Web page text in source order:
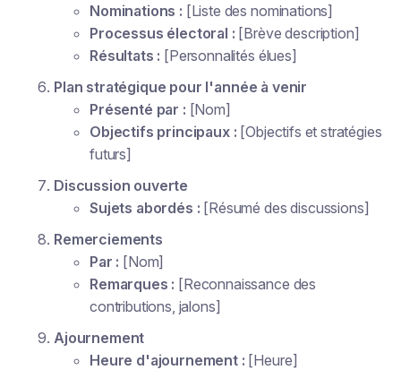
Nominations : [Liste des nominations]
Processus électoral : [Brève description]
Résultats : [Personnalités élues]
Plan stratégique pour l'année à venir
Présenté par : [Nom]
Objectifs principaux : [Objectifs et stratégies
futurs]
Discussion ouverte
Sujets abordés : [Résumé des discussions]
Remerciements
Par : [Nom]
Remarques : [Reconnaissance des
contributions, jalons]
Ajournement
Heure d'ajournement : [Heure]